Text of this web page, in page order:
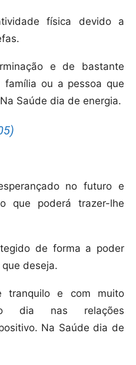
física devido a
e de bastante
família ou a pessoa que
Saúde dia de energia.
no futuro e
que poderá trazer-lhe
de forma a poder
deseja.
tranquilo e com muito
dia nas relações
Na Saúde dia de